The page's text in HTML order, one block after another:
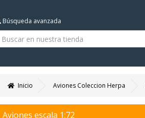
Búsqueda avanzada
Inicio Aviones Coleccion Herpa
Aviones escala 1:72